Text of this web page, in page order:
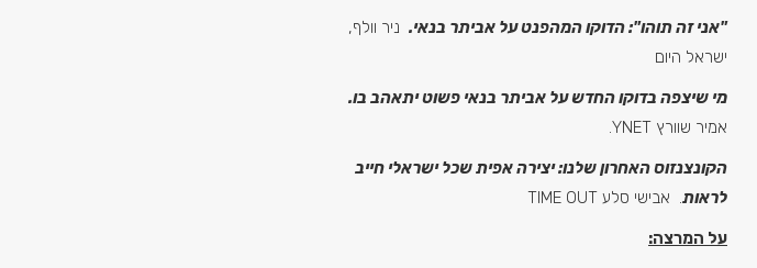
"אני זה תוהו": הדוקו המהפנט על אביתר בנאי. ניר וולף,
ישראל היום
מי שיצפה בדוקו החדש על אביתר בנאי פשוט יתאהב בו.
אמיר שוורץ YNET.
הקונצנזוס האחרון שלנו: יצירה אפית שכל ישראלי חייב
לראות. אבישי סלע TIME OUT
על המרצה: